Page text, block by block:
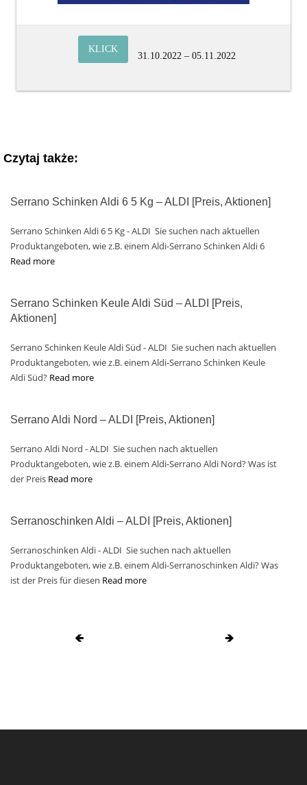
KLICK
31.10.2022 – 05.11.2022
Czytaj także:
Serrano Schinken Aldi 6 5 Kg – ALDI [Preis, Aktionen]
Serrano Schinken Aldi 6 5 Kg - ALDI Sie suchen nach aktuellen
Produktangeboten, wie z.B. einem Aldi-Serrano Schinken Aldi 6
Read more
Serrano Schinken Keule Aldi Süd – ALDI [Preis,
Aktionen]
Serrano Schinken Keule Aldi Süd - ALDI Sie suchen nach aktuellen
Produktangeboten, wie z.B. einem Aldi-Serrano Schinken Keule
Aldi Süd? Read more
Serrano Aldi Nord – ALDI [Preis, Aktionen]
Serrano Aldi Nord - ALDI Sie suchen nach aktuellen
Produktangeboten, wie z.B. einem Aldi-Serrano Aldi Nord? Was ist
der Preis Read more
Serranoschinken Aldi – ALDI [Preis, Aktionen]
Serranoschinken Aldi - ALDI Sie suchen nach aktuellen
Produktangeboten, wie z.B. einem Aldi-Serranoschinken Aldi? Was
ist der Preis für diesen Read more
🡸 🡺